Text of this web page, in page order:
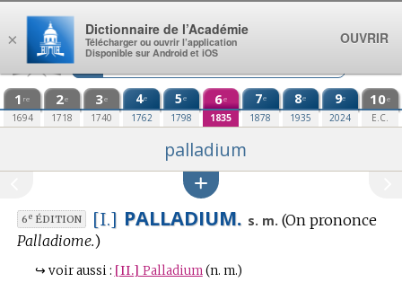
Aller au contenu
1 re
1694
2e
1718
3e
1740
4e
1762
5e
1798
6e
1835
7e
1878
8e
1935
9e
2024
10e
E.C.
palladium
6eÉDITION [I.] PALLADIUM. s. m. (On prononce
Palladiome.)
↪ voir aussi : [II.] Palladium (n. m.)
×
Dictionnaire de l’Académie
Télécharger ou ouvrir l’application
Disponible sur Android et iOS
OUVRIR